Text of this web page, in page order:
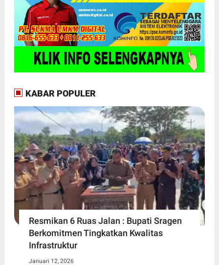
KABAR POPULER
Resmikan 6 Ruas Jalan : Bupati Sragen
Berkomitmen Tingkatkan Kwalitas
Infrastruktur
Januari 12, 2026